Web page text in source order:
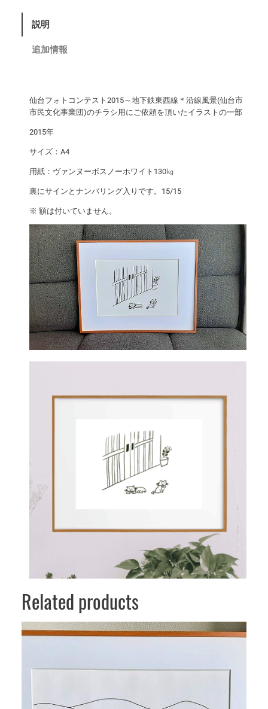
説明
追加情報
仙台フォトコンテスト2015～地下鉄東西線＊沿線風景(仙台市
市民文化事業団)のチラシ用にご依頼を頂いたイラストの一部
2015年
サイズ：A4
用紙：ヴァンヌーボスノーホワイト130㎏
裏にサインとナンバリング入りです。15/15
※ 額は付いていません。
Related products